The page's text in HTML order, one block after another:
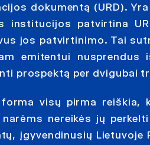
dokumentą (URD).
institucijos patvirtina
jos patvirtinimo. Tai
emitentui
prospektą per dvigubai
visų pirma reiškia,
nereikės jų
įgyvendinusių Lietuvoje